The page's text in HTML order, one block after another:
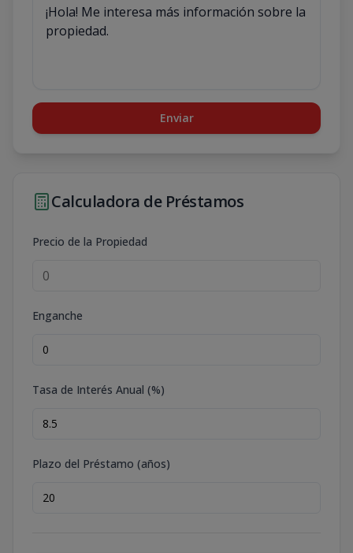
Enviar
Calculadora de Préstamos
Precio de la Propiedad
Enganche
Tasa de Interés Anual (%)
Plazo del Préstamo (años)